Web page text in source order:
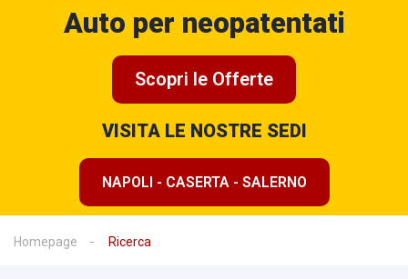
Auto per neopatentati
Scopri le Offerte
VISITA LE NOSTRE SEDI
NAPOLI - CASERTA - SALERNO
Homepage Ricerca